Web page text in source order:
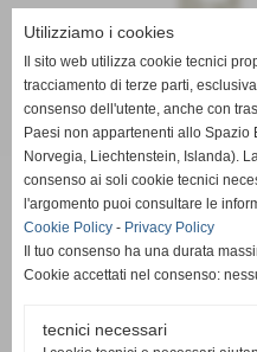
Utilizziamo i cookies
Il sito web utilizza cookie tecnici
tracciamento di terze parti,
consenso dell'utente, anche con
Paesi non appartenenti allo Spazio
Norvegia, Liechtenstein, Islanda).
consenso ai soli cookie tecnici
l'argomento puoi consultare le
Cookie Policy - Privacy Policy
Il tuo consenso ha una durata
Cookie accettati nel consenso:
tecnici necessari